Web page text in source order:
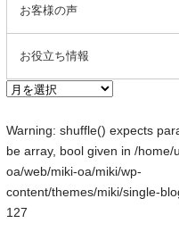
お客様の声
お役立ち情報
Warning: shuffle() expects
be array, bool given in/home/
oa/web/miki-oa/miki/wp-
content/themes/miki/single-
127